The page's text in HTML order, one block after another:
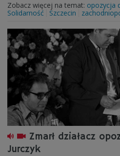
Zobacz więcej na temat: opozycja
Solidarność
Szczecin
Zmarł działacz
Jurczyk